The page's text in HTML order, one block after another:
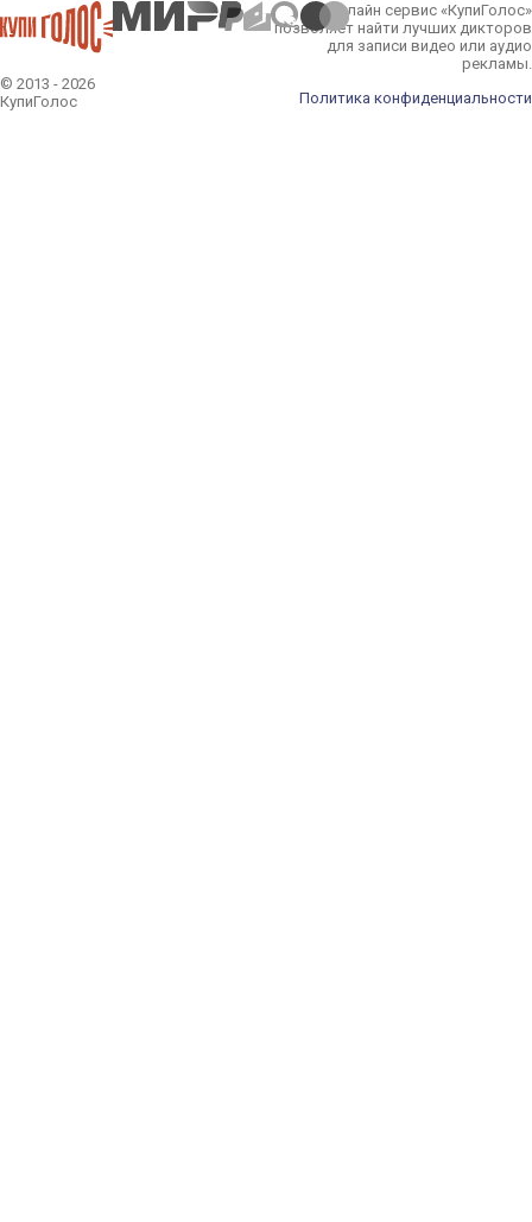
© 2013 - 2026
КупиГолос
Онлайн сервис «КупиГолос»
позволяет найти лучших дикторов
для записи видео или аудио
рекламы.
Политика конфиденциальности